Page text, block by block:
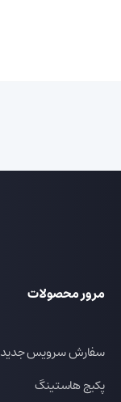
مرور محصولات
سفارش سرویس جدید
پکیج هاستینگ